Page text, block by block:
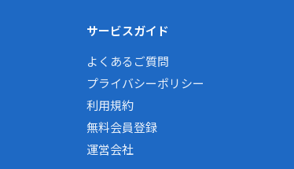
サービスガイド
よくあるご質問
プライバシーポリシー
利用規約
無料会員登録
運営会社